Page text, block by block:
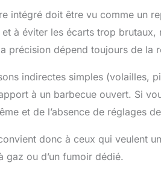
intégré doit être vu comme un
à éviter les écarts trop
précision dépend toujours de la
indirectes simples (volailles,
à un barbecue ouvert. Si
et de l’absence de réglages
donc à ceux qui veulent
gaz ou d’un fumoir dédié.